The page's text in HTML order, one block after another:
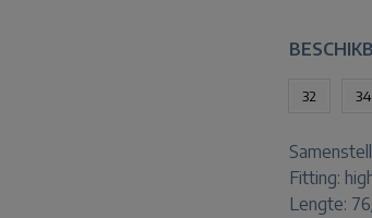
32 34
Fitting:
Lengte: